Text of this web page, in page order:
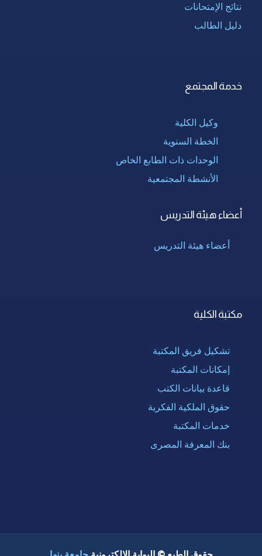
نتائج الإمتحانات
دليل الطالب
خدمة المجتمع
وكيل الكلية
الخطة السنوية
الوحدات ذات الطابع الخاص
الأنشطة المجتمعية
أعضاء هيئة التدريس
أعضاء هيئة التدريس
مكتبة الكلية
تشكيل فريق المكتبة
إمكانات المكتبة
قاعدة بيانات الكتب
حقوق الملكية الفكرية
خدمات المكتبة
بنك المعرفة المصرى